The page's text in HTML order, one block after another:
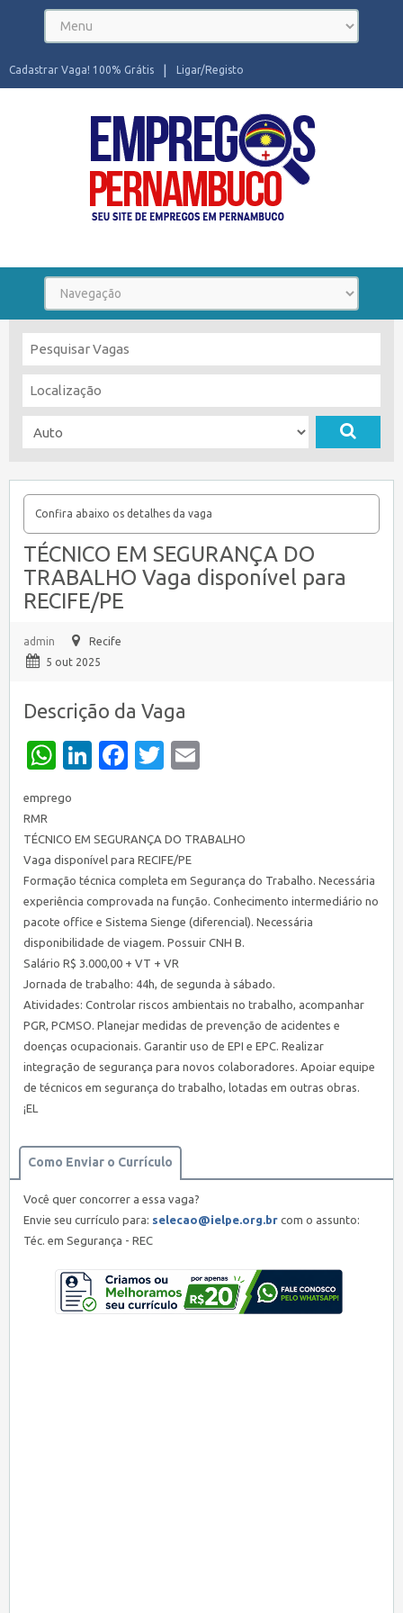
Ligar/Registo
Cadastrar Vaga! 100% Grátis
Confira abaixo os detalhes da vaga
TÉCNICO EM SEGURANÇA DO
TRABALHO Vaga disponível para
RECIFE/PE
admin
Recife
5 out 2025
Descrição da Vaga
WhatsApp
LinkedIn
Facebook
Twitter
emprego
RMR
TÉCNICO EM SEGURANÇA DO TRABALHO
Vaga disponível para RECIFE/PE
Formação técnica completa em Segurança do Trabalho. Necessária
experiência comprovada na função. Conhecimento intermediário no
pacote office e Sistema Sienge (diferencial). Necessária
disponibilidade de viagem. Possuir CNH B.
Salário R$ 3.000,00 + VT + VR
Jornada de trabalho: 44h, de segunda à sábado.
Atividades: Controlar riscos ambientais no trabalho, acompanhar
PGR, PCMSO. Planejar medidas de prevenção de acidentes e
doenças ocupacionais. Garantir uso de EPI e EPC. Realizar
integração de segurança para novos colaboradores. Apoiar equipe
de técnicos em segurança do trabalho, lotadas em outras obras.
¡EL
Como Enviar o Currículo
Você quer concorrer a essa vaga?
Envie seu currículo para: selecao@ielpe.org.br com o assunto:
Téc. em Segurança - REC